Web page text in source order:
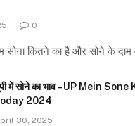
0
कितने का है और सोने के
में सोने का भाव – UP Mein
2024
30, 2025